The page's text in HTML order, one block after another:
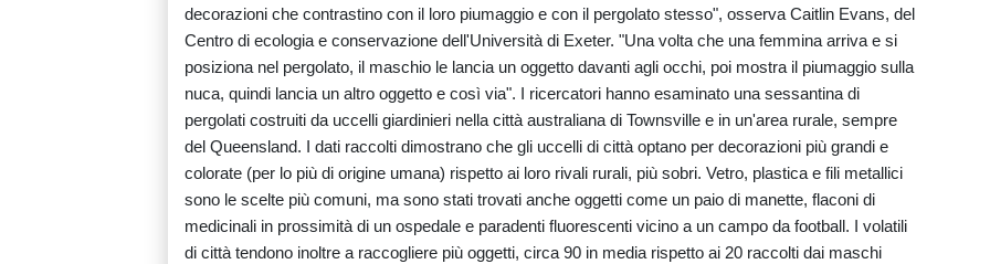
decorazioni che contrastino con il loro piumaggio e con il pergolato stesso", osserva Caitlin Evans, del
Centro di ecologia e conservazione dell'Università di Exeter. "Una volta che una femmina arriva e si
posiziona nel pergolato, il maschio le lancia un oggetto davanti agli occhi, poi mostra il piumaggio sulla
nuca, quindi lancia un altro oggetto e così via". I ricercatori hanno esaminato una sessantina di
pergolati costruiti da uccelli giardinieri nella città australiana di Townsville e in un'area rurale, sempre
del Queensland. I dati raccolti dimostrano che gli uccelli di città optano per decorazioni più grandi e
colorate (per lo più di origine umana) rispetto ai loro rivali rurali, più sobri. Vetro, plastica e fili metallici
sono le scelte più comuni, ma sono stati trovati anche oggetti come un paio di manette, flaconi di
medicinali in prossimità di un ospedale e paradenti fluorescenti vicino a un campo da football. I volatili
di città tendono inoltre a raccogliere più oggetti, circa 90 in media rispetto ai 20 raccolti dai maschi